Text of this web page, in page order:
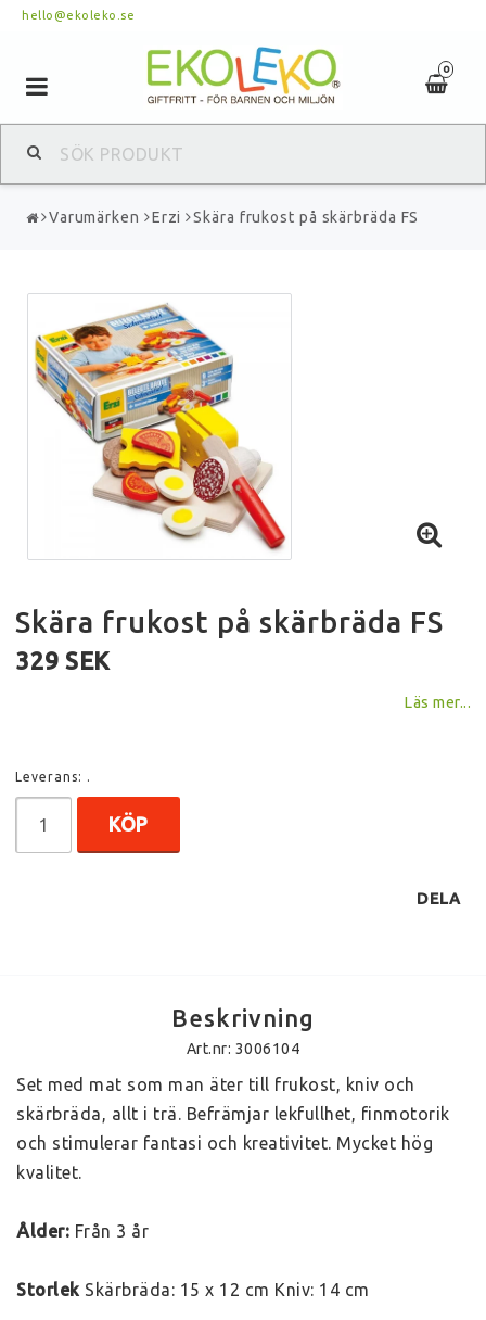
hello@ekoleko.se
0
Toggle
navigation
Varumärken Erzi Skära frukost på skärbräda FS
Skära frukost på skärbräda FS
329 SEK
Läs mer...
Leverans: .
KÖP
DELA
Beskrivning
Art.nr: 3006104
Set med mat som man äter till frukost, kniv och
skärbräda, allt i trä. Befrämjar lekfullhet, finmotorik
och stimulerar fantasi och kreativitet. Mycket hög
kvalitet.
Ålder: Från 3 år
Storlek Skärbräda: 15 x 12 cm Kniv: 14 cm